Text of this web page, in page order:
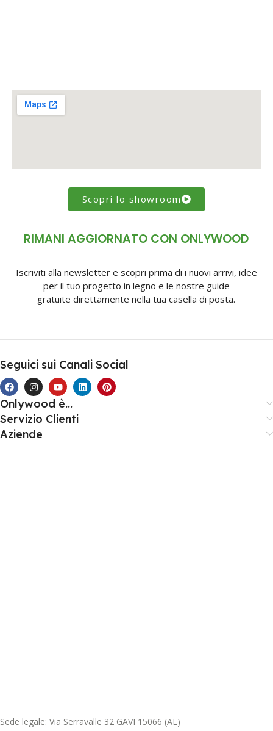
Scopri lo showroom
RIMANI AGGIORNATO CON ONLYWOOD
Iscriviti alla newsletter e scopri prima di i nuovi arrivi, idee
per il tuo progetto in legno e le nostre guide
gratuite direttamente nella tua casella di posta.
Seguici sui Canali Social
Onlywood è...
Servizio Clienti
Aziende
Sede legale: Via Serravalle 32 GAVI 15066 (AL)